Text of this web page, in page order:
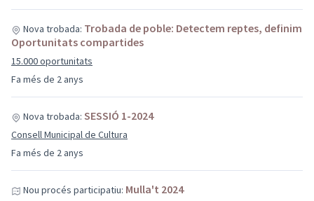
Fa més de 2 anys
Nova trobada: Trobada de poble: Detectem reptes, definim
Oportunitats compartides
15.000 oportunitats
Fa més de 2 anys
Nova trobada: SESSIÓ 1-2024
Consell Municipal de Cultura
Nou procés participatiu: Mulla't 2024